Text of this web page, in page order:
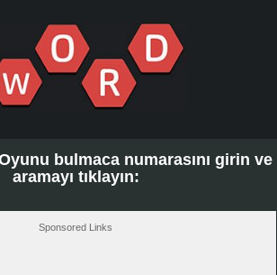
bulmaca numarasını girin ve
aramayı tıklayın:
Sponsored Links